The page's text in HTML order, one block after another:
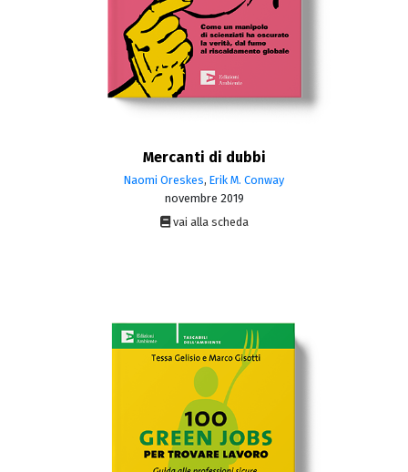
Mercanti di dubbi
Naomi Oreskes, Erik M. Conway
novembre 2019
vai alla scheda